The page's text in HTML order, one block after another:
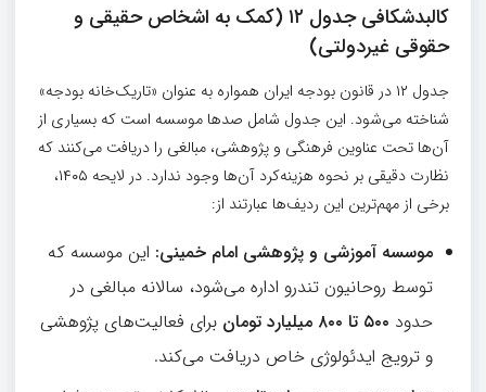
کالبدشکافی جدول ۱۲ (کمک به اشخاص حقیقی و
حقوقی غیردولتی)
جدول ۱۲ در قانون بودجه ایران همواره به عنوان «تاریک‌خانه بودجه»
شناخته می‌شود. این جدول شامل صدها موسسه است که بسیاری از
آن‌ها تحت عناوین فرهنگی و پژوهشی، مبالغی را دریافت می‌کنند که
نظارت دقیقی بر نحوه هزینه‌کرد آن‌ها وجود ندارد. در لایحه ۱۴۰۵،
برخی از مهم‌ترین این ردیف‌ها عبارتند از:
موسسه آموزشی و پژوهشی امام خمینی: این موسسه که
توسط روحانیون تندرو اداره می‌شود، سالانه مبالغی در
حدود ۵۰۰ تا ۸۰۰ میلیارد تومان برای فعالیت‌های پژوهشی
و ترویج ایدئولوژی خاص دریافت می‌کند.